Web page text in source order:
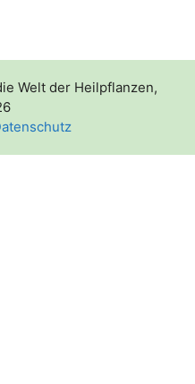
Welt der Heilpflanzen,